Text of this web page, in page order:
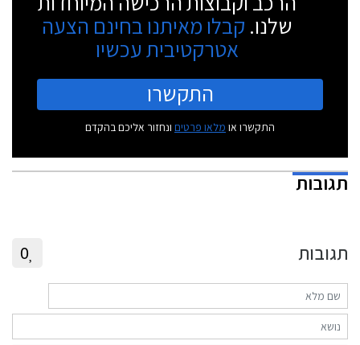
שלנו. קבלו מאיתנו בחינם הצעה
אטרקטיבית עכשיו
התקשרו
התקשרו או מלאו פרטים ונחזור אליכם בהקדם
תגובות
תגובות 0